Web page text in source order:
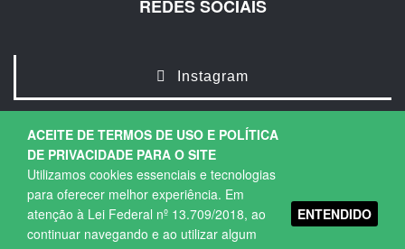
ACEITE DE TERMOS DE USO E POLÍTICA
DE PRIVACIDADE PARA O SITE
Utilizamos cookies essenciais e tecnologias
para oferecer melhor experiência. Em
atenção à Lei Federal nº 13.709/2018, ao
continuar navegando e ao utilizar algum
ENTENDIDO
REDES SOCIAIS
Instagram
Copyright © 2026. Todos os direitos Reservados.
Política de Privacidade |Termos de Uso